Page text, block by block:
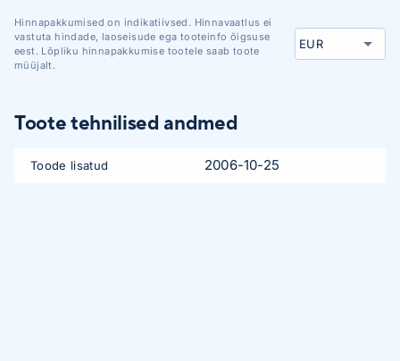
Hinnapakkumised on indikatiivsed. Hinnavaatlus ei
vastuta hindade, laoseisude ega tooteinfo õigsuse
eest. Lõpliku hinnapakkumise tootele saab toote
müüjalt.
Toote tehnilised andmed
Toode lisatud 2006-10-25